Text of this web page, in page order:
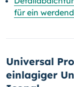
für ein
Universal
einlagiger